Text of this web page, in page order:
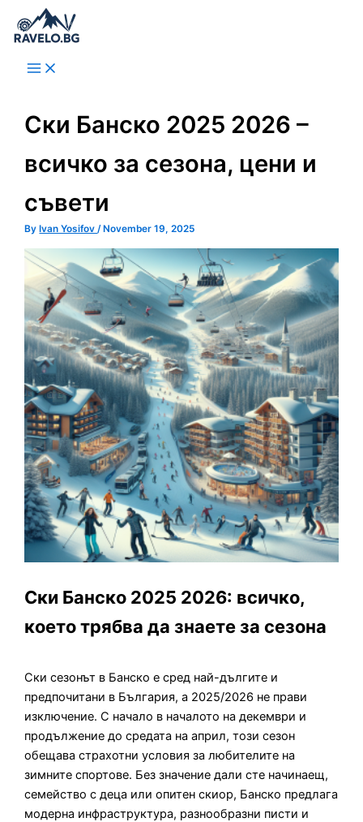
content
Ски Банско 2025 2026 –
всичко за сезона, цени и
съвети
ByIvan Yosifov/November 19, 2025
Ски Банско 2025 2026: всичко,
което трябва да знаете за сезона
Ски сезонът в Банско е сред най-дългите и
предпочитани в България, а 2025/2026 не прави
изключение. С начало в началото на декември и
продължение до средата на април, този сезон
обещава страхотни условия за любителите на
зимните спортове. Без значение дали сте начинаещ,
семейство с деца или опитен скиор, Банско предлага
модерна инфраструктура, разнообразни писти и